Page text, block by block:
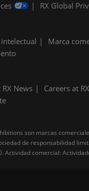
RX Global
Marca
RX News Careers at
son marcas
de responsabilidad
Actividad comercial: